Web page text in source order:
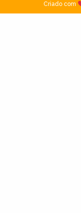
Criado com